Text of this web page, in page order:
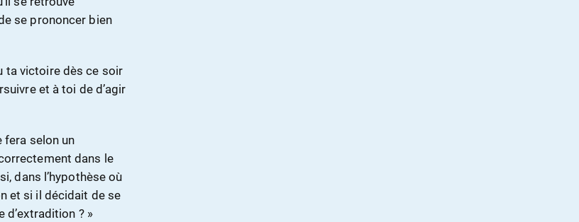
se prononcer bien
ta victoire dès ce soir
et à toi de d’agir
fera selon un
dans le
dans l’hypothèse où
et si il décidait de se
d’extradition ? »